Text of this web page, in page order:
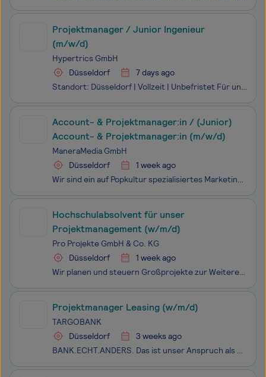
Projektmanager / Junior Ingenieur
(m/w/d)
Hypertrics GmbH
Düsseldorf
7 days ago
Standort: Düsseldorf | Vollzeit | Unbefristet Für unseren Auftraggeber, ein spezialisiertes Generalunternehmen im Bereich Rechenzentrumsinfrastruktur – von der Planung über den Bau bis zur Modernisierung im laufenden Betrieb – suchen wir im exklusiven Auftrag zum nächstmögliche
Account- & Projektmanager:in / (Junior)
Account- & Projektmanager:in (m/w/d)
ManeraMedia GmbH
Düsseldorf
1 week ago
Wir sind ein auf Popkultur spezialisiertes Marketing- und Medienunternehmen. Zu unseren Partnern zählen Borussia Dortmund, der DFB, Jack Daniel’s, Red Bull, Citroën, o2 und viele weitere. Mit Hiphopde betreiben wir das größte Musikmagazin im deutschsprachigen Raum. 1998 gegründet, ist das Magazin he
Hochschulabsolvent für unser
Projektmanagement (w/m/d)
Pro Projekte GmbH & Co. KG
Düsseldorf
1 week ago
Wir planen und steuern Großprojekte zur Weiterentwicklung und für das Wachstum der Schwarz Produktion. Dabei übernehmen wir die gesamte Organisation, kümmern uns um die Ausführung und arbeiten eng mit den Verantwortlichen vor Ort zusammen, damit wir am Ende eine passgenaue Lösung übergeben. Wir lief
Projektmanager Leasing (w/m/d)
TARGOBANK
Düsseldorf
3 weeks ago
BANK.ECHT.ANDERS. Das ist unser Anspruch als Arbeitgeberin. Wir wollen zur besten Bank für alle unsere Kund*innen und Mitarbeiter*innen werden - und suchen dafür Menschen mit Eigenverantwortung, Gestaltungswillen und echten Ambitionen. Als Teil unseres Leasing-Teams arbeiten Sie branchenübergreifend